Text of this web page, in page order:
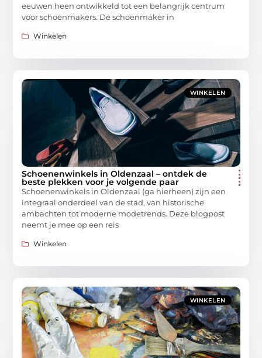
eeuwen heen ontwikkeld tot een belangrijk centrum
voor schoenmakers. De schoenmaker in
Winkelen
WINKELEN
Schoenenwinkels in Oldenzaal – ontdek de
beste plekken voor je volgende paar
Schoenenwinkels in Oldenzaal (ga hierheen) zijn een
integraal onderdeel van de stad, van historische
ambachten tot moderne modetrends. Deze blogpost
neemt je mee op een reis
Winkelen
WINKELEN